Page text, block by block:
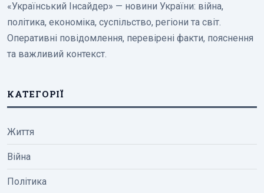
«Український Інсайдер» — новини України: війна,
політика, економіка, суспільство, регіони та світ.
Оперативні повідомлення, перевірені факти, пояснення
та важливий контекст.
КАТЕГОРІЇ
Життя
Війна
Політика